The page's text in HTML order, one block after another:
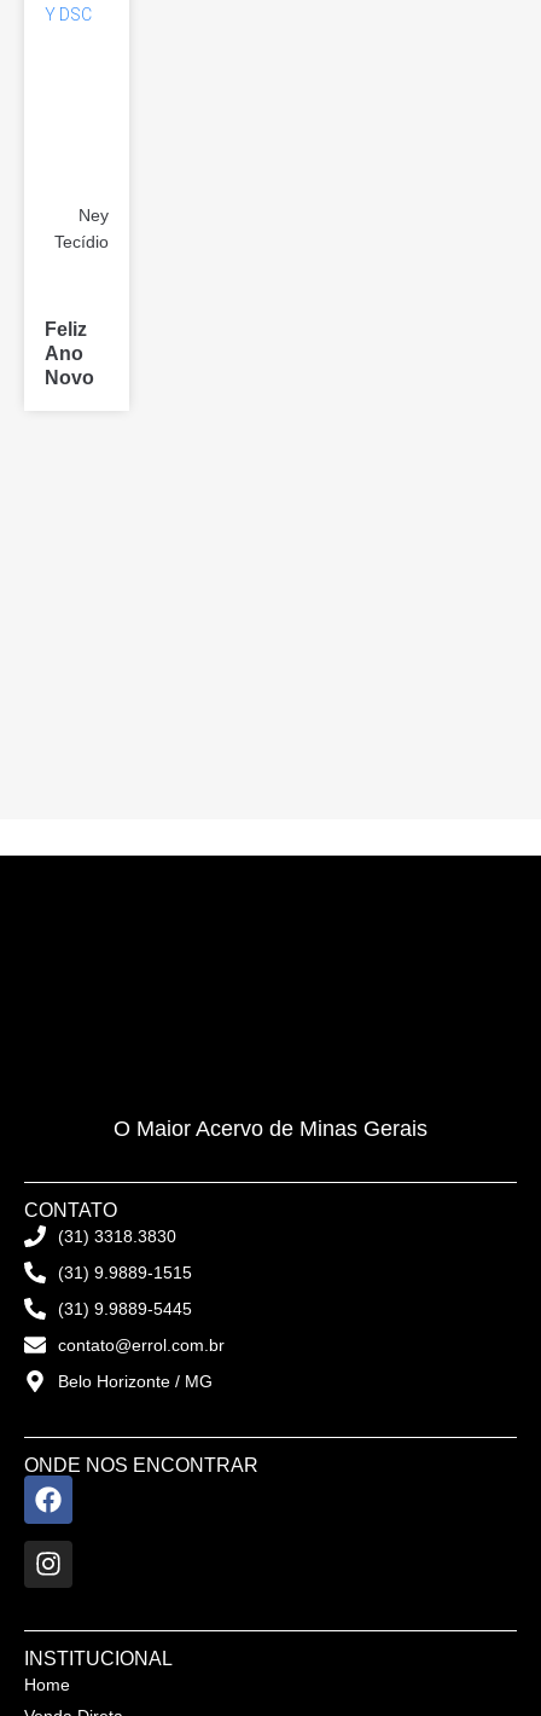
Ney
Tecídio
Feliz
Ano
Novo
O Maior Acervo de Minas Gerais
CONTATO
(31) 3318.3830
(31) 9.9889-1515
(31) 9.9889-5445
contato@errol.com.br
Belo Horizonte / MG
ONDE NOS ENCONTRAR
INSTITUCIONAL
Home